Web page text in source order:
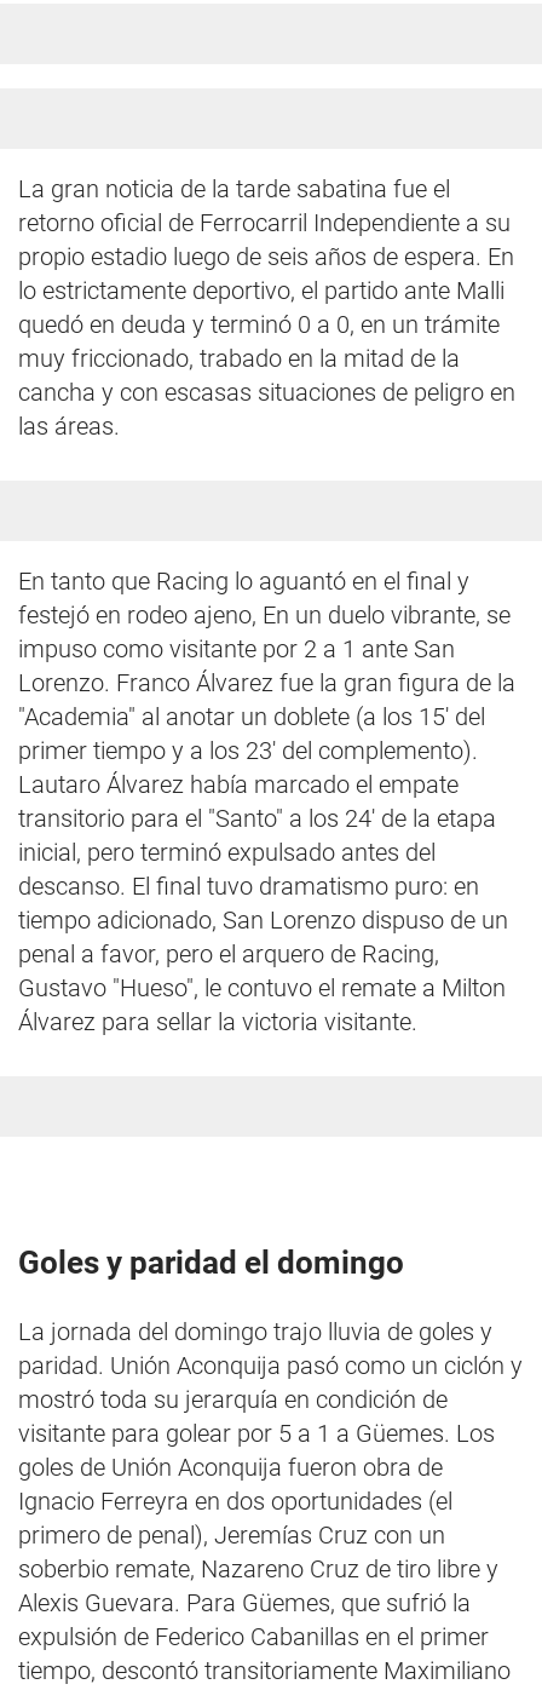
La gran noticia de la tarde sabatina fue el
retorno oficial de Ferrocarril Independiente a su
propio estadio luego de seis años de espera. En
lo estrictamente deportivo, el partido ante Malli
quedó en deuda y terminó 0 a 0, en un trámite
muy friccionado, trabado en la mitad de la
cancha y con escasas situaciones de peligro en
las áreas.
En tanto que Racing lo aguantó en el final y
festejó en rodeo ajeno, En un duelo vibrante, se
impuso como visitante por 2 a 1 ante San
Lorenzo. Franco Álvarez fue la gran figura de la
"Academia" al anotar un doblete (a los 15' del
primer tiempo y a los 23' del complemento).
Lautaro Álvarez había marcado el empate
transitorio para el "Santo" a los 24' de la etapa
inicial, pero terminó expulsado antes del
descanso. El final tuvo dramatismo puro: en
tiempo adicionado, San Lorenzo dispuso de un
penal a favor, pero el arquero de Racing,
Gustavo "Hueso", le contuvo el remate a Milton
Álvarez para sellar la victoria visitante.
Goles y paridad el domingo
La jornada del domingo trajo lluvia de goles y
paridad. Unión Aconquija pasó como un ciclón y
mostró toda su jerarquía en condición de
visitante para golear por 5 a 1 a Güemes. Los
goles de Unión Aconquija fueron obra de
Ignacio Ferreyra en dos oportunidades (el
primero de penal), Jeremías Cruz con un
soberbio remate, Nazareno Cruz de tiro libre y
Alexis Guevara. Para Güemes, que sufrió la
expulsión de Federico Cabanillas en el primer
tiempo, descontó transitoriamente Maximiliano